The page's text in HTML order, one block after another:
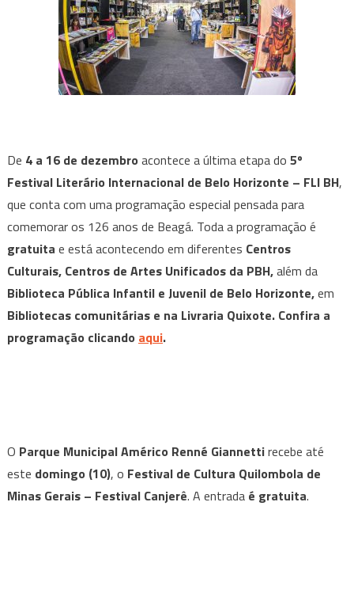
De 4 a 16 de dezembro acontece a última etapa do 5º
Festival Literário Internacional de Belo Horizonte – FLI BH,
que conta com uma programação especial pensada para
comemorar os 126 anos de Beagá. Toda a programação é
gratuita e está acontecendo em diferentes Centros
Culturais, Centros de Artes Unificados da PBH,além da
Biblioteca Pública Infantil e Juvenil de Belo Horizonte,em
Bibliotecas comunitárias e na Livraria Quixote. Confira a
programação clicando aqui.
O Parque Municipal Américo Renné Giannettirecebe até
este domingo (10), o Festival de Cultura Quilombola de
Minas Gerais – Festival Canjerê. A entrada é gratuita.